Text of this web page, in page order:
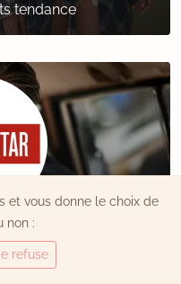
tendance
tendance
et vous donne le choix de
non :
refuse